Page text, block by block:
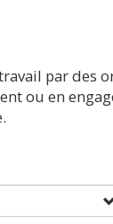
par des
ou en